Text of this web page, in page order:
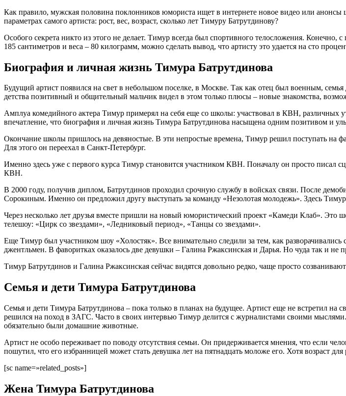
Как правило, мужская половина поклонников юмориста ищет в интернете новое видео или анонсы
параметрах самого артиста: рост, вес, возраст, сколько лет Тимуру Батрутдинову?
Особого секрета никто из этого не делает. Тимур всегда был спортивного телосложения.
185 сантиметров и веса – 80 килограмм, можно сделать вывод, что артисту это удается на сто
Биография и личная жизнь Тимура Батрутдинова
Будущий артист появился на свет в небольшом поселке, в Москве. Так как отец был военным,
детства позитивный и общительный мальчик видел в этом только плюсы – новые знакомства,
Амплуа комедийного актера Тимур примерял на себя еще со школы: участвовал в КВН, различных
впечатление, что биография и личная жизнь Тимура Батрутдинова насыщена одним позитивом и
Окончание школы пришлось на девяностые. В эти непростые времена, Тимур решил поступать на
Для этого он переехал в Санкт-Петербург.
Именно здесь уже с первого курса Тимур становится участником КВН. Поначалу он просто
КВН.
В 2000 году, получив диплом, Батрутдинов проходил срочную службу в войсках связи. После
Сорокиным. Именно он предложил другу выступать за команду «Незолотая молодежь». Здесь
Через несколько лет друзья вместе пришли на новый юмористический проект «Камеди Клаб». Это
телешоу: «Цирк со звездами», «Ледниковый период», «Танцы со звездами».
Еще Тимур был участником шоу «Холостяк». Все внимательно следили за тем, как разворачивались
джентльмен. В фаворитках оказалось две девушки – Галина Ржаксинская и Дарья. Но чуда так и не
Тимур Батрутдинов и Галина Ржаксинская сейчас видятся довольно редко, чаще просто
Семья и дети Тимура Батрутдинова
Семья и дети Тимура Батрутдинова – пока только в планах на будущее. Артист еще не встретил на
решился на поход в ЗАГС. Часто в своих интервью Тимур делится с журналистами своими
обязательно были домашние животные.
Артист не особо переживает по поводу отсутствия семьи. Он придерживается мнения, что если
пошутил, что его избранницей может стать девушка лет на пятнадцать моложе его. Хотя возраст
[sc name=»related_posts»]
Жена Тимура Батрутдинова